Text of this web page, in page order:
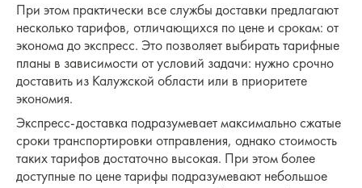
При этом практически все службы доставки предлагают
несколько тарифов, отличающихся по цене и срокам: от
эконома до экспресс. Это позволяет выбирать тарифные
планы в зависимости от условий задачи: нужно срочно
доставить из Калужской области или в приоритете
экономия.
Экспресс-доставка подразумевает максимально сжатые
сроки транспортировки отправления, однако стоимость
таких тарифов достаточно высокая. При этом более
доступные по цене тарифы подразумевают небольшое